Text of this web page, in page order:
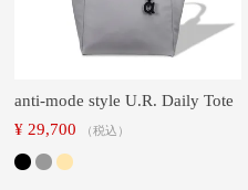
anti-mode style U.R. Daily Tote
¥ 29,700 税込